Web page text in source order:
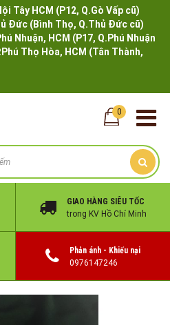
Tây HCM (P12, Q.Gò Vấp cũ)
Đức (Bình Thọ, Q.Thủ Đức cũ)
Nhuận, HCM (P17, Q.Phú Nhuận
Thọ Hòa, HCM (Tân Thành,
0
GIAO HÀNG SIÊU TỐC
trong KV Hồ Chí Minh
Phản ánh - Khiếu nại
0976147246